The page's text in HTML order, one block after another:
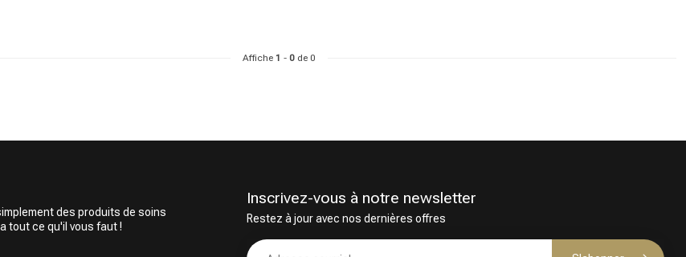
vous?
capillaires Produits de coiffage Coloration des cheveux
Affiche 1 - 0de 0
des produits de soins
tout ce qu'il vous faut !
Inscrivez-vous à notre newsletter
Restez à jour avec nos dernières offres